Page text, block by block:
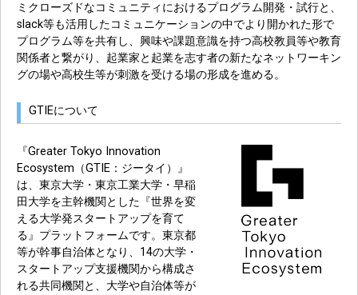
ミクローズドなコミュニティにおけるプログラム開発・試行と、
slack等も活用したコミュニケーションの中でより開かれた形で
プログラム等を共有し、興味や課題意識を持つ高校教員等や教育
関係者と繋がり、起業家と起業を志す者の新たなネットワーキン
グの場や高校生等が刺激を受ける場の形成を進める。
GTIEについて
『Greater Tokyo Innovation
Ecosystem（GTIE：ジータイ）』
は、東京大学・東京工業大学・早稲
田大学を主幹機関とした『世界を変
える大学発スタートアップを育て
る』プラットフォームです。東京都
等が幹事自治体となり、14の大学・
スタートアップ支援機関から構成さ
れる共同機関と、大学や自治体等が